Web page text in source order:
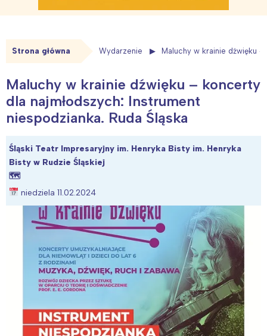
Strona główna Wydarzenie Maluchy w krainie dźwięku
Maluchy w krainie dźwięku – koncerty
dla najmłodszych: Instrument
niespodzianka. Ruda Śląska
Śląski Teatr Impresaryjny im. Henryka Bisty im. Henryka
Bisty w Rudzie Śląskiej
🗺
niedziela 11.02.2024